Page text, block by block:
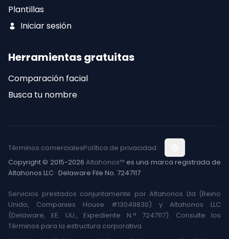
Plantillas
Iniciar sesión
Herramientas gratuitas
Comparación facial
Busca tu nombre
Copyright © 2015-2026 Altahonos™ es una marca registrada de
Altahonos LLC · Delaware File No. 7247117
Términos comercialesPolítica de privacidad
Servicios prestados conjuntamente por Altahonos Ltd (Reino
Unido, Companies House #13049830) y Altahonos LLC
(Delaware, EE. UU., Expediente N.° 7247117). Consulte los
Términos para la estructura corporativa.